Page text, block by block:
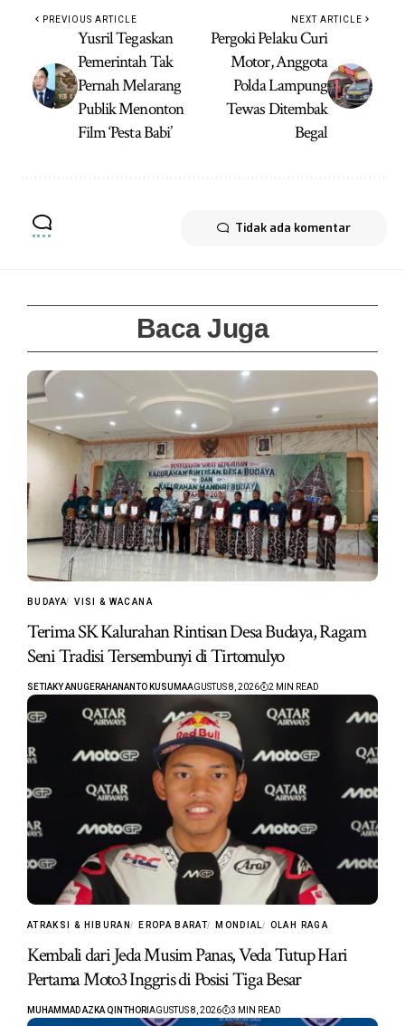
PREVIOUS ARTICLE
Yusril Tegaskan
Pemerintah Tak
Pernah Melarang
Publik Menonton
Film ‘Pesta Babi’
NEXT ARTICLE
Pergoki Pelaku Curi
Motor, Anggota
Polda Lampung
Tewas Ditembak
Begal
Tidak ada komentar
Baca Juga
BUDAYA VISI & WACANA
Terima SK Kalurahan Rintisan Desa Budaya, Ragam
Seni Tradisi Tersembunyi di Tirtomulyo
SETIAKY ANUGERAHANANTO KUSUMAAGUSTUS 8, 2026 2 MIN READ
ATRAKSI & HIBURAN EROPA BARAT MONDIAL OLAH RAGA
Kembali dari Jeda Musim Panas, Veda Tutup Hari
Pertama Moto3 Inggris di Posisi Tiga Besar
MUHAMMAD AZKA QINTHORI AGUSTUS 8, 2026 3 MIN READ